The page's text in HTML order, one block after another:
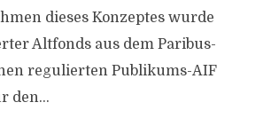
dieses Konzeptes wurde
Altfonds aus dem Paribus-
regulierten Publikums-AIF
den...